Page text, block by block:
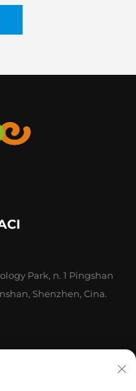
Park, n. 1 Pingshan
Shenzhen, Cina.